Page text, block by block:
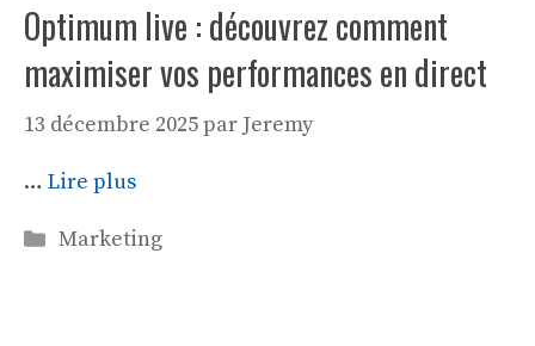
Optimum live : découvrez comment
maximiser vos performances en direct
13 décembre 2025par Jeremy
… Lire plus
Catégories
Marketing